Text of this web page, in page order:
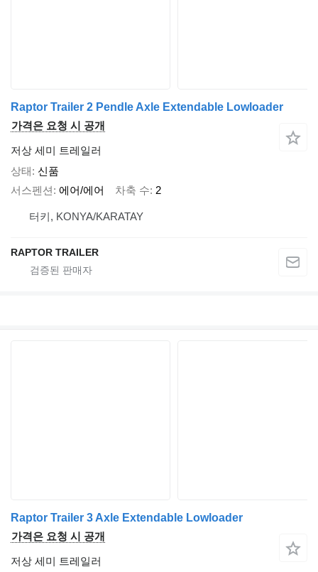
Raptor Trailer 2 Pendle Axle Extendable Lowloader
가격은 요청 시 공개
저상 세미 트레일러
상태
신품
서스펜션 에어/에어 차축 수 2
터키, KONYA/KARATAY
RAPTOR TRAILER
Raptor Trailer 3 Axle Extendable Lowloader
가격은 요청 시 공개
저상 세미 트레일러